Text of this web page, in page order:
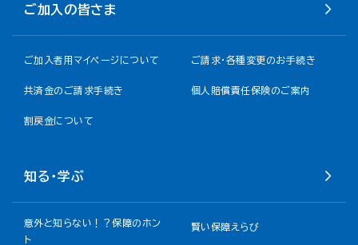
ご加入の皆さま
ご加入者用マイページについて ご請求・各種変更のお手続き
共済金のご請求手続き 個人賠償責任保険のご案内
割戻金について​
知る・学ぶ
意外と知らない！？保障のホン
ト
賢い保障えらび